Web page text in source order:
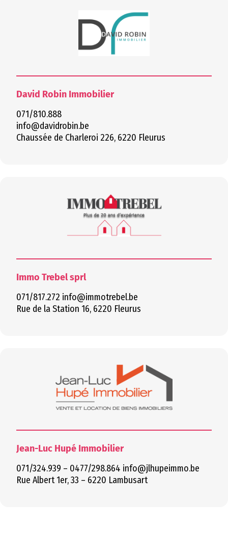
GUIDE DU LOGEMENT
PDF
David Robin Immobilier
071/810.888
info@davidrobin.be
Chaussée de Charleroi 226, 6220 Fleurus
Immo Trebel sprl
071/817.272 info@immotrebel.be
Rue de la Station 16, 6220 Fleurus
Jean-Luc Hupé Immobilier
071/324.939 – 0477/298.864 info@jlhupeimmo.be
Rue Albert 1er, 33 – 6220 Lambusart